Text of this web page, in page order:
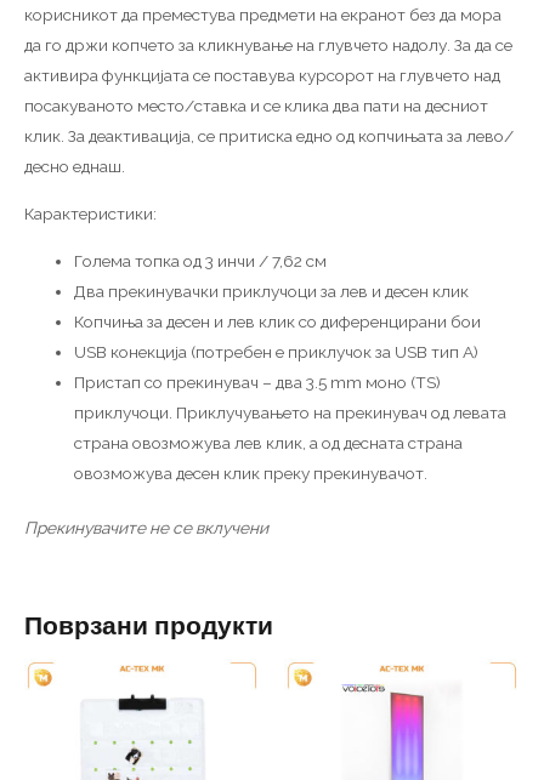
корисникот да преместува предмети на екранот без да мора
да го држи копчето за кликнување на глувчето надолу. За да се
активира функцијата се поставува курсорот на глувчето над
посакуваното место/ставка и се клика два пати на десниот
клик. За деактивација, се притиска едно од копчињата за лево/
десно еднаш.
Карактеристики:
Голема топка од 3 инчи / 7,62 см
Два прекинувачки приклучоци за лев и десен клик
Копчиња за десен и лев клик со диференцирани бои
USB конекција (потребен е приклучок за USB тип А)
Пристап со прекинувач – два 3.5 mm моно (TS)
приклучоци. Приклучувањето на прекинувач од левата
страна овозможува лев клик, а од десната страна
овозможува десен клик преку прекинувачот.
Прекинувачите не се вклучени
Поврзани продукти